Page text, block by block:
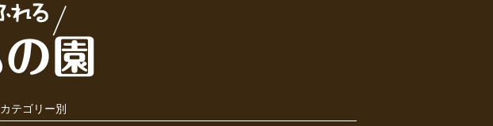
カテゴリー別